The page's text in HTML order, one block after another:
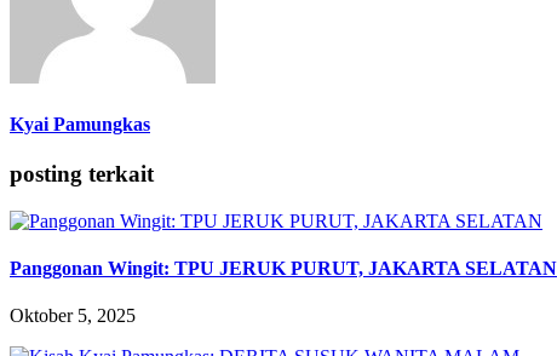
Kyai Pamungkas
posting terkait
Panggonan Wingit: TPU JERUK PURUT, JAKARTA SELATAN
Oktober 5, 2025